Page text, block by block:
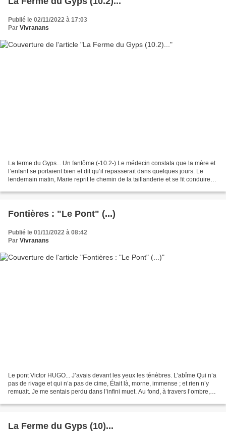
Publié le 02/11/2022 à 17:03
Par Vivranans
La ferme du Gyps... Un fantôme (-10.2-) Le médecin constata que la mère et
l’enfant se portaient bien et dit qu’il repasserait dans quelques jours. Le
lendemain matin, Marie reprit le chemin de la taillanderie et se fit conduire
Fontières : "Le Pont" (...)
Publié le 01/11/2022 à 08:42
Par Vivranans
Le pont Victor HUGO... J’avais devant les yeux les ténèbres. L’abîme Qui n’a
pas de rivage et qui n’a pas de cime, Était là, morne, immense ; et rien n’y
remuait. Je me sentais perdu dans l’infini muet. Au fond, à travers l’ombre,
La Ferme du Gyps (10)...